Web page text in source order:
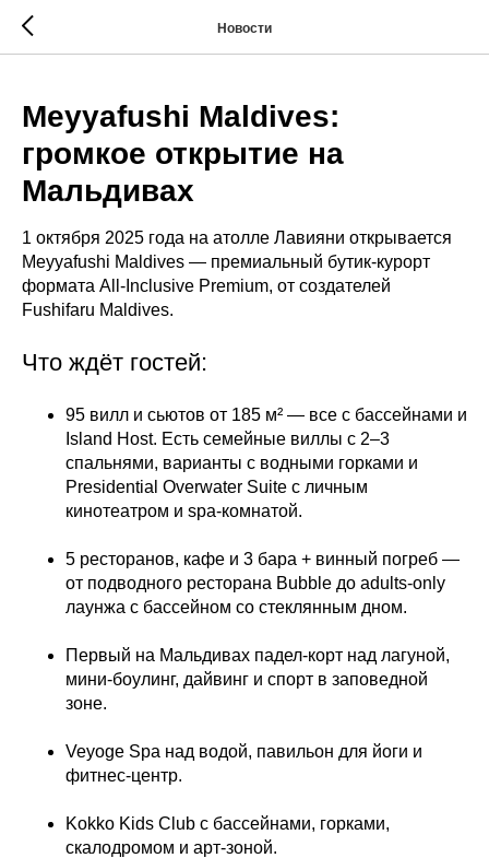
Новости
Meyyafushi Maldives:
громкое открытие на
Мальдивах
1 октября 2025 года на атолле Лавияни открывается
Meyyafushi Maldives — премиальный бутик-курорт
формата All-Inclusive Premium, от создателей
Fushifaru Maldives.
Что ждёт гостей:
95 вилл и сьютов от 185 м² — все с бассейнами и
Island Host. Есть семейные виллы с 2–3
спальнями, варианты с водными горками и
Presidential Overwater Suite с личным
кинотеатром и spa-комнатой.
5 ресторанов, кафе и 3 бара + винный погреб —
от подводного ресторана Bubble до adults-only
лаунжа с бассейном со стеклянным дном.
Первый на Мальдивах падел-корт над лагуной,
мини-боулинг, дайвинг и спорт в заповедной
зоне.
Veyoge Spa над водой, павильон для йоги и
фитнес-центр.
Kokko Kids Club с бассейнами, горками,
скалодромом и арт-зоной.